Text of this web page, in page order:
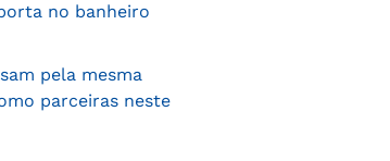
no banheiro
pela mesma
parceiras neste